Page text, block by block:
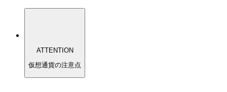
ATTENTION
仮想通貨の注意点